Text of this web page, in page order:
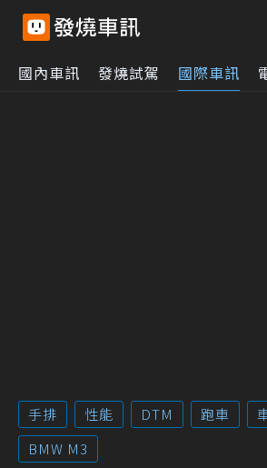
國內車訊 發燒試駕 國際車訊
手排 性能 DTM 跑車
BMW M3